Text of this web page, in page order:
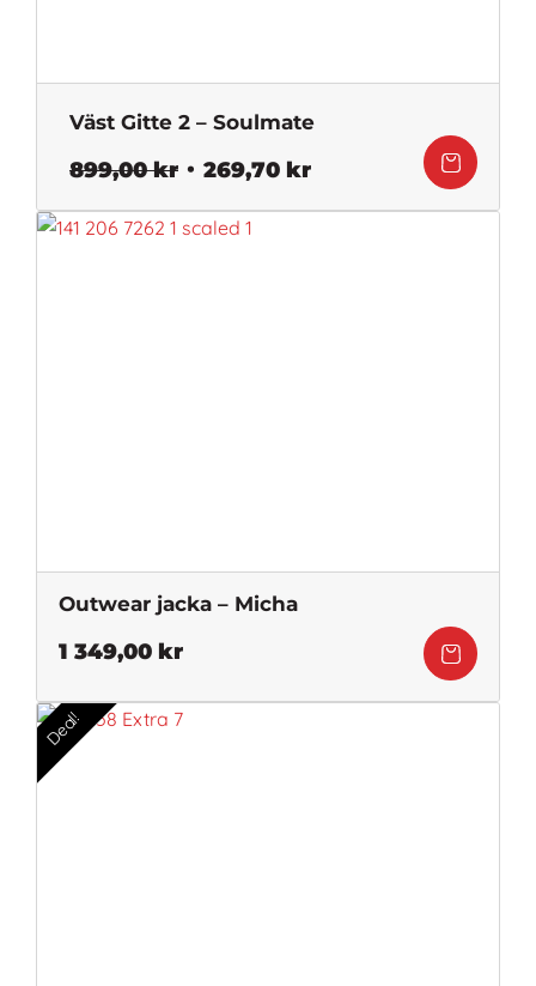
Väst Gitte 2 – Soulmate
899,00kr Det
priset
269,70 krDet
Outwear jacka – Micha
1 349,00 kr
Deal!